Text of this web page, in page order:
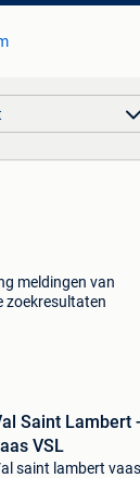
meldingen van
zoekresultaten
Saint Lambert
VSL
saint lambert